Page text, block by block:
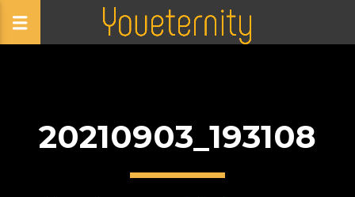
20210903_193108